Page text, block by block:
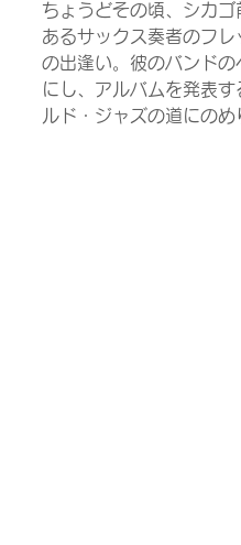
ちょうどその頃、シカ
あるサックス奏者のフ
の出逢い。彼のバンド
にし、アルバムを発表
ルド・ジャズの道にのめ